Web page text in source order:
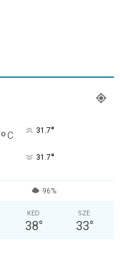
°C 31.7°
31.7°
96%
KED
38°
SZE
33°